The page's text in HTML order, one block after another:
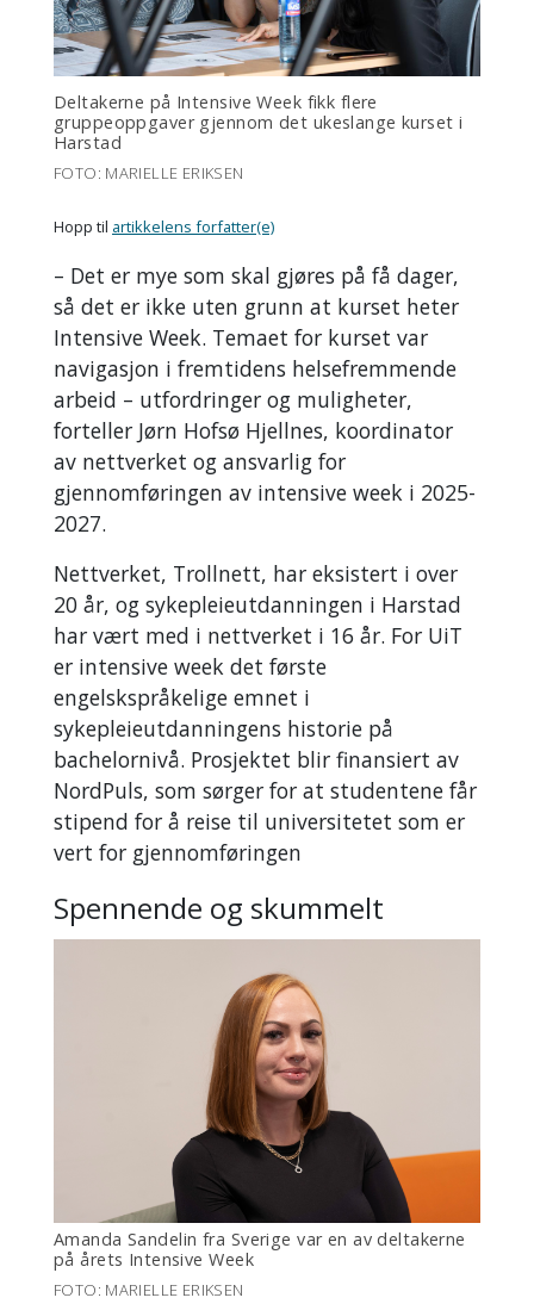
Deltakerne på Intensive Week fikk flere
gruppeoppgaver gjennom det ukeslange kurset i
Harstad
FOTO: MARIELLE ERIKSEN
Hopp til artikkelens forfatter(e)
– Det er mye som skal gjøres på få dager,
så det er ikke uten grunn at kurset heter
Intensive Week. Temaet for kurset var
navigasjon i fremtidens helsefremmende
arbeid – utfordringer og muligheter,
forteller Jørn Hofsø Hjellnes, koordinator
av nettverket og ansvarlig for
gjennomføringen av intensive week i 2025-
2027.
Nettverket, Trollnett, har eksistert i over
20 år, og sykepleieutdanningen i Harstad
har vært med i nettverket i 16 år. For UiT
er intensive week det første
engelskspråkelige emnet i
sykepleieutdanningens historie på
bachelornivå. Prosjektet blir finansiert av
NordPuls, som sørger for at studentene får
stipend for å reise til universitetet som er
vert for gjennomføringen
Spennende og skummelt
Amanda Sandelin fra Sverige var en av deltakerne
på årets Intensive Week
FOTO: MARIELLE ERIKSEN